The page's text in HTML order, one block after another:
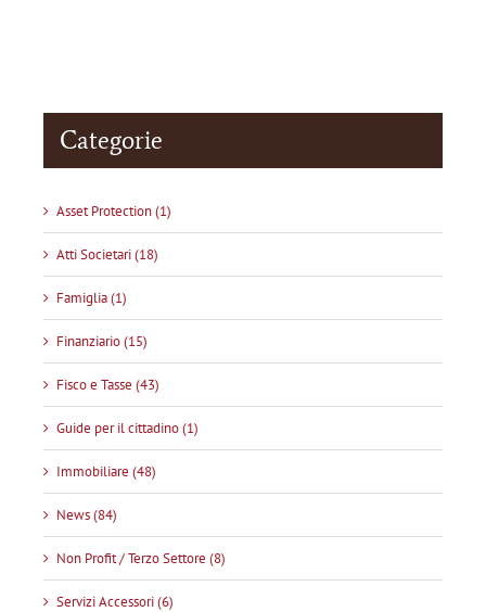
Categorie
Asset Protection (1)
Atti Societari (18)
Famiglia (1)
Finanziario (15)
Fisco e Tasse (43)
Guide per il cittadino (1)
Immobiliare (48)
News (84)
Non Profit / Terzo Settore (8)
Servizi Accessori (6)